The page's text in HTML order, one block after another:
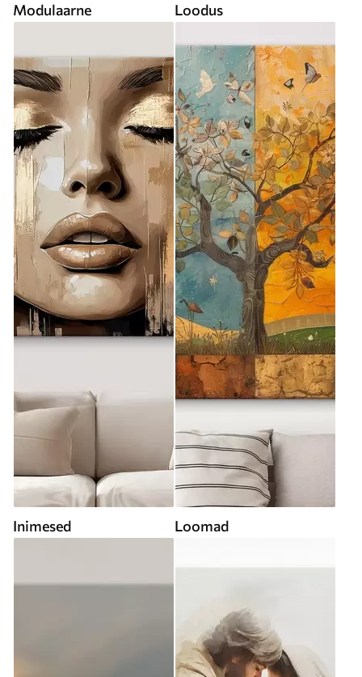
Modulaarne Loodus
Inimesed Loomad